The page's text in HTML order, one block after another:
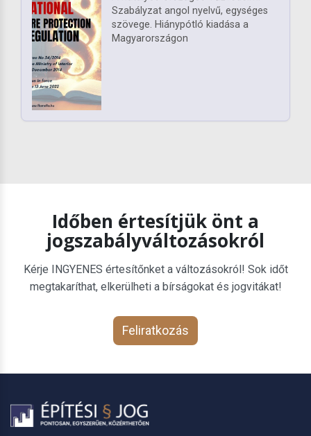
Szabályzat angol nyelvű, egységes
szövege. Hiánypótló kiadása a
Magyarországon
Időben értesítjük önt a
jogszabályváltozásokról
Kérje INGYENES értesítőnket a változásokról! Sok időt
megtakaríthat, elkerülheti a bírságokat és jogvitákat!
Feliratkozás